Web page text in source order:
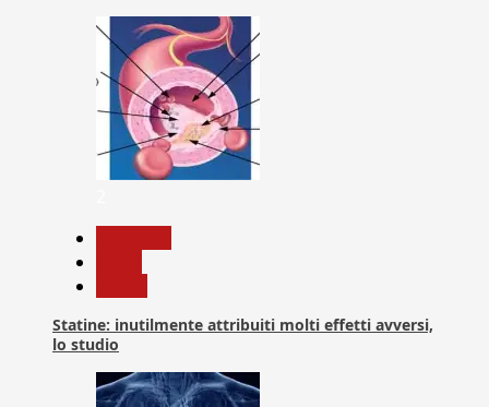
Statine: inutilmente attribuiti molti effetti avversi,
lo studio